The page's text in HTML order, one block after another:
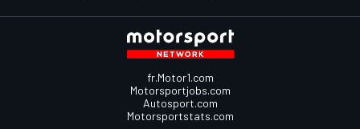
fr.Motor1.com
Motorsportjobs.com
Autosport.com
Motorsportstats.com